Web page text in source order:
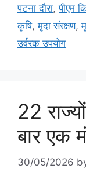
पटना दौरा,पीएम
कृषि,मृदा संरक्षण,
उर्वरक उपयोग
22
बार एक
30/05/2026